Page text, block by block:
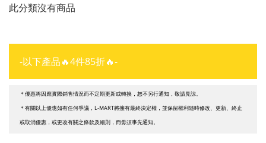
此分類沒有商品
-以下產品🔥4件85折🔥-
＊優惠將因應實際銷售情況而不定期更新或轉換，恕不另行通知，敬請見諒。
＊有關以上優惠如有任何爭議，L-MART將擁有最終決定權，並保留權利隨時修改、更新、終止
或取消優惠，或更改有關之條款及細則，而毋須事先通知。